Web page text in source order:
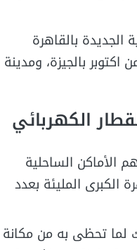
الجديدة بالقاهرة
بالجيزة، ومدينة
الكهربائي
الأماكن الساحلية
المليئة بعدد
لما تحظى به من مكانة